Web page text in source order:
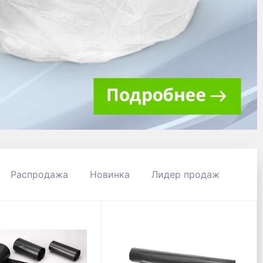
Распродажа Новинка Лидер продаж